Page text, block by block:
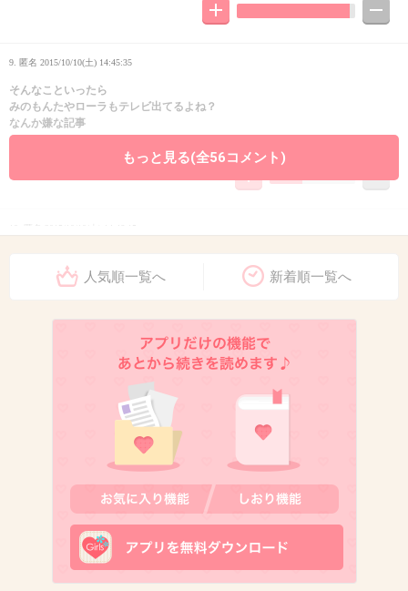
9. 匿名 2015/10/10(土) 14:45:35
そんなこといったら
みのもんたやローラもテレビ出てるよね？
なんか嫌な記事
+23
かむながらのみち
2015/10/10(土) 14:46:19
どういう事をする宗教なんですか？
どれくらいの規模？
あんまり聞いたことないので
+135
2015/10/10(土) 14:46:22
もっと見る(全56コメント)
人気順一覧へ 新着順一覧へ